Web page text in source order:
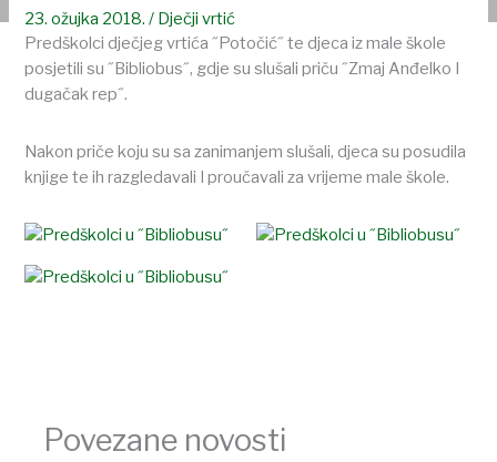
23. ožujka 2018./ Dječji vrtić
Predškolci dječjeg vrtića ˝Potočić˝ te djeca iz male škole
posjetili su ˝Bibliobus˝, gdje su slušali priču ˝Zmaj Anđelko I
dugačak rep˝.
Nakon priče koju su sa zanimanjem slušali, djeca su posudila
knjige te ih razgledavali I proučavali za vrijeme male škole.
Povezane novosti